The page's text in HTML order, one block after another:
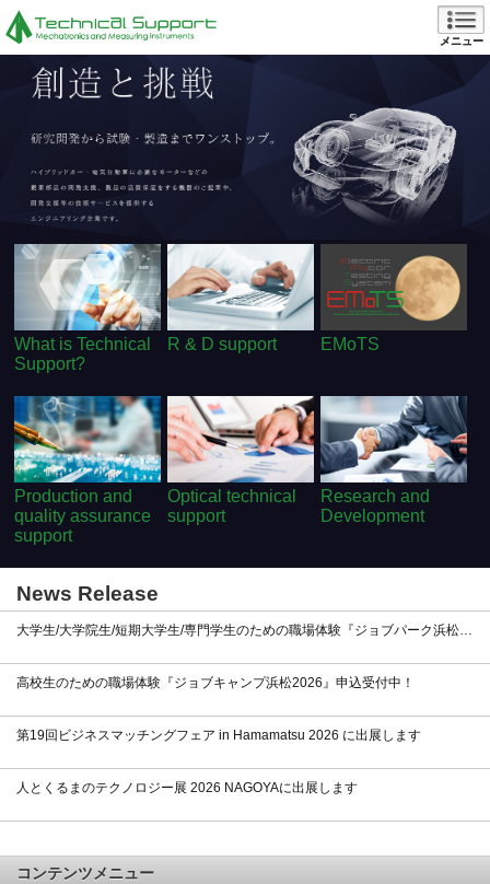
メニュー
What is Technical
Support?
R & D support EMoTS
Production and
quality assurance
support
Optical technical
support
Research and
Development
News Release
大学生/大学院生/短期大学生/専門学生のための職場体験『ジョブパーク浜松2026』申込受付中！
高校生のための職場体験『ジョブキャンプ浜松2026』申込受付中！
第19回ビジネスマッチングフェア in Hamamatsu 2026 に出展します
人とくるまのテクノロジー展 2026 NAGOYAに出展します
コンテンツメニュー